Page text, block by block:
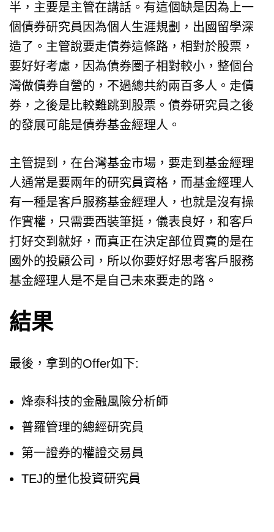
半，主要是主管在講話。有這個缺是因為上一
個債券研究員因為個人生涯規劃，出國留學深
造了。主管說要走債券這條路，相對於股票，
要好好考慮，因為債券圈子相對較小，整個台
灣做債券自營的，不過總共約兩百多人。走債
券，之後是比較難跳到股票。債券研究員之後
的發展可能是債券基金經理人。
主管提到，在台灣基金市場，要走到基金經理
人通常是要兩年的研究員資格，而基金經理人
有一種是客戶服務基金經理人，也就是沒有操
作實權，只需要西裝筆挺，儀表良好，和客戶
打好交到就好，而真正在決定部位買賣的是在
國外的投顧公司，所以你要好好思考客戶服務
基金經理人是不是自己未來要走的路。
結果
最後，拿到的Offer如下:
烽泰科技的金融風險分析師
普羅管理的總經研究員
第一證券的權證交易員
TEJ的量化投資研究員